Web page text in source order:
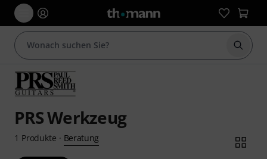
Suche
PRS Werkzeug
1 Produkte · Beratung